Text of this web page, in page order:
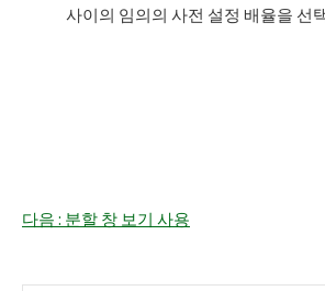
사이의 임의의 사전 설정 배율을 선
다음 : 분할 창 보기 사용